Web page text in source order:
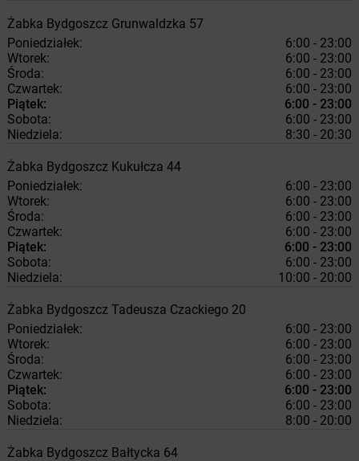
Żabka Bydgoszcz Grunwaldzka 57
Poniedziałek:
6:00 - 23:00
Wtorek:
6:00 - 23:00
Środa:
6:00 - 23:00
Czwartek:
6:00 - 23:00
Piątek:
6:00 - 23:00
Sobota:
6:00 - 23:00
Niedziela:
8:30 - 20:30
Żabka Bydgoszcz Kukułcza 44
Poniedziałek:
6:00 - 23:00
Wtorek:
6:00 - 23:00
Środa:
6:00 - 23:00
Czwartek:
6:00 - 23:00
Piątek:
6:00 - 23:00
Sobota:
6:00 - 23:00
Niedziela:
10:00 - 20:00
Żabka Bydgoszcz Tadeusza Czackiego 20
Poniedziałek:
6:00 - 23:00
Wtorek:
6:00 - 23:00
Środa:
6:00 - 23:00
Czwartek:
6:00 - 23:00
Piątek:
6:00 - 23:00
Sobota:
6:00 - 23:00
Niedziela:
8:00 - 20:00
Żabka Bydgoszcz Bałtycka 64